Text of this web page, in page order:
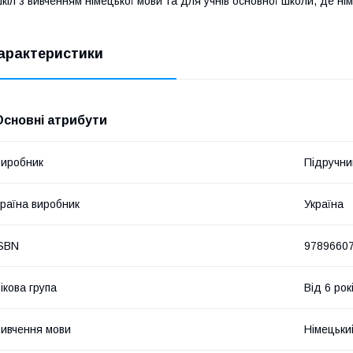
атрибути
виробник Україна
група Від 6
мови